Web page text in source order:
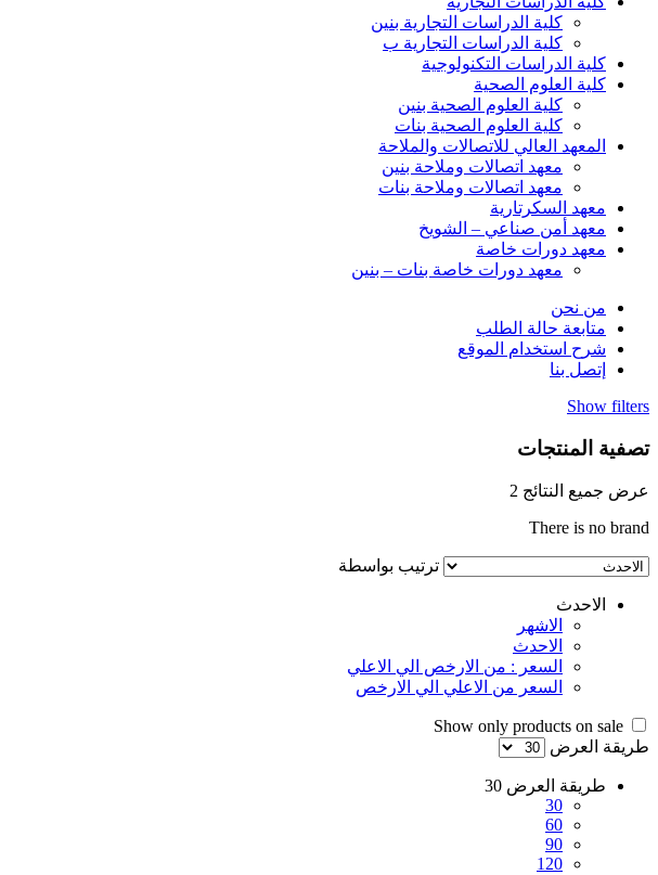
كلية الدراسات التجارية بنين
كلية الدراسات التجارية ب
كلية الدراسات التكنولوجية
كلية العلوم الصحية
كلية العلوم الصحية بنين
كلية العلوم الصحية بنات
المعهد العالي للاتصالات والملاحة
معهد اتصالات وملاحة بنين
معهد اتصالات وملاحة بنات
معهد السكرتارية
معهد أمن صناعي – الشويخ
معهد دورات خاصة
معهد دورات خاصة بنات – بنين
من نحن
متابعة حالة الطلب
شرح استخدام الموقع
إتصل بنا
Show filters
تصفية المنتجات
عرض جميع النتائج 2
There is no brand
ترتيب بواسطة
الاحدث
الاشهر
الاحدث
السعر : من الارخص الي الاعلي
السعر من الاعلي الي الارخص
طريقة العرض
طريقة العرض 30
30
60
90
120